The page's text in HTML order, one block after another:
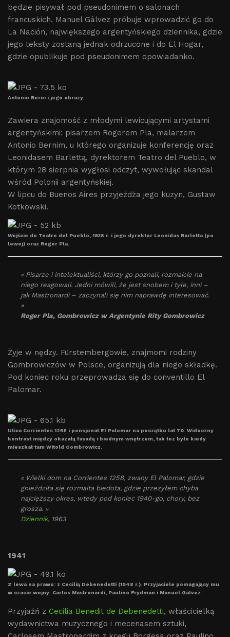
będzie pisywał pod pseudonimem o salonach
francuskich. Manuel Gálvez próbuje wprowadzić go do
La Nación, największego argentyńskiego dziennika, gdzie
jego teksty zostaną jednak odrzucone i do El Hogar,
gdzie opublikuje pod pseudonimem opowiadanko.
Antonio Berni i jego obrazy.
Zawiera znajomość z młodymi lewicującymi artystami
argentyńskimi: pisarzem Rogerem Pla, malarzem
Antonio Bernim, u którego organizuje konferencję oraz
Leonidasem Barlettą, dyrektorem Teatro del Pueblo, w
którym 28 sierpnia wygłosi odczyt, wywołując skandal
wśród Polonii argentyńskiej.
W lipcu do Buenos Aires przyjeżdża jego kuzyn, Gustaw
Kotkowski.
Wejście do Teatro del Pueblo, 1938 r. i jego dyrektor Leonidas Barletta (po
lewej) oraz Roger Pla.
« Pisarze i intelektualiści, którzy go poznali, rozmaicie na
niego reagowali. Jedni mówili, że jest snobem i tyle, inni –
jak Mastronardi – zaczynali się nim naprawdę interesować.
»
Roger Pla, Gombrowicz w Argentynie Rity Gombrowicz
Żyje w nędzy. Fürstembergowie, znajmomi rodziny
Gombrowiczów w Polsce, organizują dla niego składkę.
Pod koniec roku przeprowadza się do conventillo El
Palomar.
Ulica Corrientes 1258 i pensjonat El Palomar na początku lat 70. Widoczny
kontrast między okazałą fasadą i biednym wnętrzem, tak tez było kiedy
mieszkał tam Witold Gombrowicz.
« Wielki dom na Corrientes 1258, zwany El Palomar, gdzie
gnieździła się rozmaita biedota, gdzie przeżyłem chyba
najcięższy okres, wtedy pod koniec 1940-go, chory, bez
grosza. »
Dziennik, 1963
1941
Z lewa na prawo: z Cecilią Debenedetti (1948 r.). Przyjaciele pomagający mu
w czasie wojny: Carlos Mastronardi, Paulino Frydman i Manuel Gálvez.
Przyjaźń z Cecilia Benedit de Debenedetti, właścicielką
wydawnictwa muzycznego i mecenasem sztuki,